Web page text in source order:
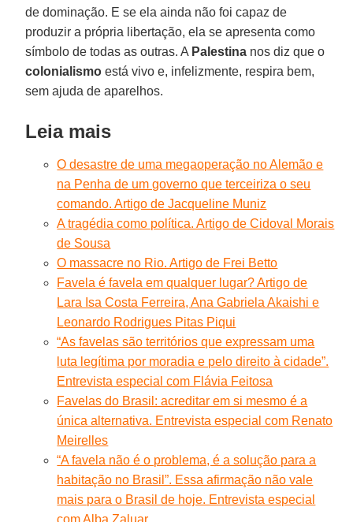
de dominação. E se ela ainda não foi capaz de
produzir a própria libertação, ela se apresenta como
símbolo de todas as outras. A Palestina nos diz que o
colonialismo está vivo e, infelizmente, respira bem,
sem ajuda de aparelhos.
Leia mais
O desastre de uma megaoperação no Alemão e
na Penha de um governo que terceiriza o seu
comando. Artigo de Jacqueline Muniz
A tragédia como política. Artigo de Cidoval Morais
de Sousa
O massacre no Rio. Artigo de Frei Betto
Favela é favela em qualquer lugar? Artigo de
Lara Isa Costa Ferreira, Ana Gabriela Akaishi e
Leonardo Rodrigues Pitas Piqui
“As favelas são territórios que expressam uma
luta legítima por moradia e pelo direito à cidade”.
Entrevista especial com Flávia Feitosa
Favelas do Brasil: acreditar em si mesmo é a
única alternativa. Entrevista especial com Renato
Meirelles
“A favela não é o problema, é a solução para a
habitação no Brasil”. Essa afirmação não vale
mais para o Brasil de hoje. Entrevista especial
com Alba Zaluar